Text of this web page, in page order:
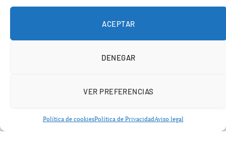
ACEPTAR
DENEGAR
VER PREFERENCIAS
Política de cookiesPolítica de PrivacidadAviso legal
Ziganda, quien ha sido jugador y entrenador del equipo
nuevo emparejamiento es un reto emocionante: «Nos
va a hacer mucha ilusión que visite el Reino». A pesar de
un club de la categoría del Athletic, el equipo ha